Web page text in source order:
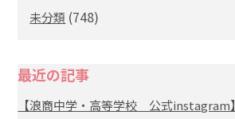
未分類 (748)
最近の記事
【浪商中学・高等学校 公式instagram】